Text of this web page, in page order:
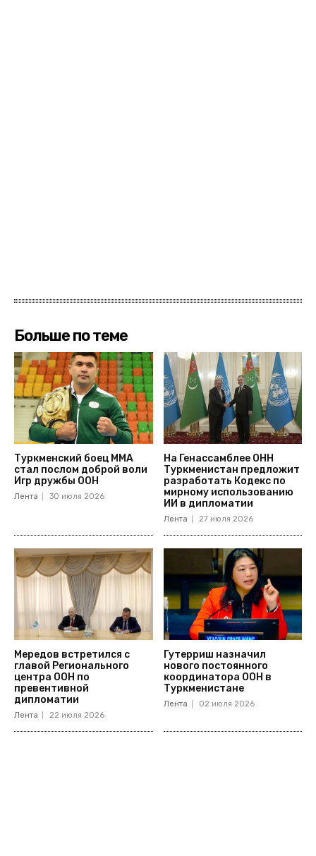
Больше по теме
Туркменский боец ММА
стал послом доброй воли
Игр дружбы ООН
Лента 30 июля 2026
На Генассамблее ОНН
Туркменистан предложит
разработать Кодекс по
мирному использованию
ИИ в дипломатии
Лента 27 июля 2026
Мередов встретился с
главой Регионального
центра ООН по
превентивной
дипломатии
Лента 22 июля 2026
Гутерриш назначил
нового постоянного
координатора ООН в
Туркменистане
Лента 02 июля 2026